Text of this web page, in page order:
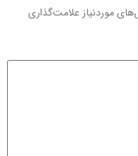
موردنیاز علامت‌گذاری